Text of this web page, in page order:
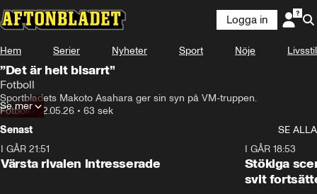
Logga in
Hem Serier Nyheter Sport Nöje Livsstil
”Det är helt bisarrt”
Fotboll
Sportbladets Makoto Asahara ger sin syn på VM-truppen.
Fotboll•12.05.26 • 63 sek
Se mer
Senast
SE ALLA
I GÅR 21:51
Värsta rivalen intresserade
I GÅR 18:53
Stökiga
svit